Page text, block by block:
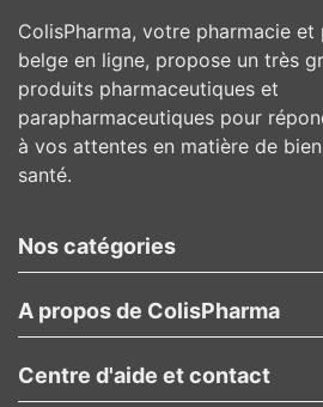
ColisPharma, votre pharmacie et
belge en ligne, propose un très
produits pharmaceutiques et
parapharmaceutiques pour
à vos attentes en matière de
santé.
Nos catégories
A propos de ColisPharma
Centre d'aide et contact